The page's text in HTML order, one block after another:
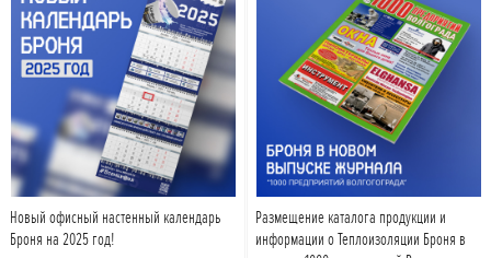
Подробнее
Новый офисный настенный календарь
Броня на 2025 год!
Подробнее
Размещение каталога продукции и
информации о Теплоизоляции Броня в